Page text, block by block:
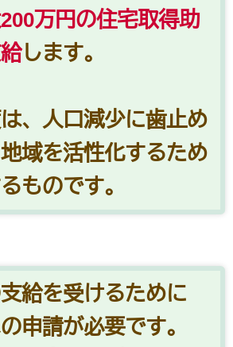
万円の住宅取得助
します。
、人口減少に歯止め
域を活性化するため
ものです。
給を受けるために
申請が必要です。